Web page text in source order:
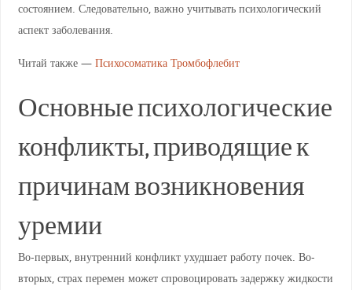
состоянием. Следовательно, важно учитывать психологический
аспект заболевания.
Читай также — Психосоматика Тромбофлебит
Основные психологические
конфликты, приводящие к
причинам возникновения
уремии
Во-первых, внутренний конфликт ухудшает работу почек. Во-
вторых, страх перемен может спровоцировать задержку жидкости